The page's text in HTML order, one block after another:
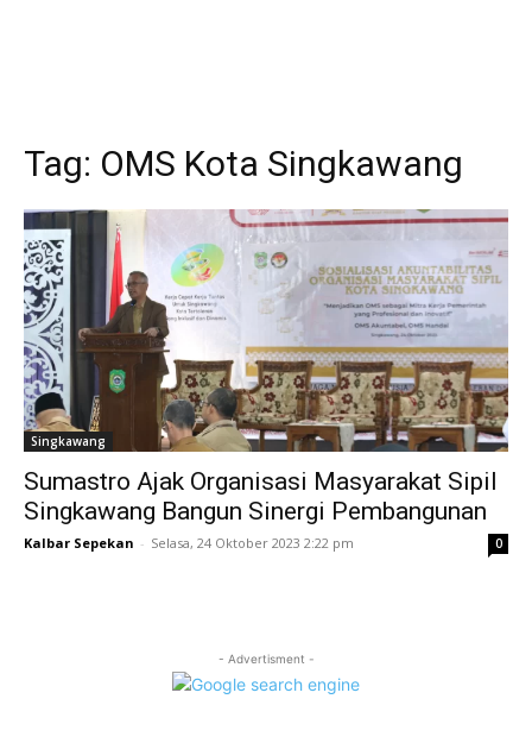
Tag: OMS Kota Singkawang
Singkawang
Sumastro Ajak Organisasi Masyarakat Sipil
Singkawang Bangun Sinergi Pembangunan
Kalbar Sepekan - Selasa, 24 Oktober 2023 2:22 pm 0
- Advertisment -